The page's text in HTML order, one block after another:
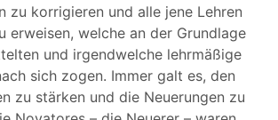
zu korrigieren und alle jene Lehren
erweisen, welche an der Grundlage
und irgendwelche lehrmäßige
sich zogen. Immer galt es, den
zu stärken und die Neuerungen zu